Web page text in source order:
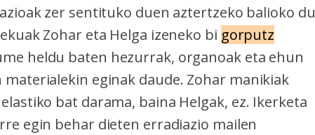
zer sentituko duen aztertzeko balioko du
Zohar eta Helga izeneko bi gorputz
heldu baten hezurrak, organoak eta ehun
eginak daude. Zohar manikiak
bat darama, baina Helgak, ez. Ikerketa
egin behar dieten erradiazio mailen